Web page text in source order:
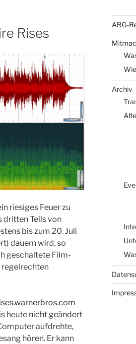
Rises
riesiges Feuer zu
dritten Teils von
bis zum 20. Juli
dauern wird, so
geschaltete Film-
regelrechten
heute nicht geändert
aufdrehte,
hören. Er kann
ARG-
Archiv